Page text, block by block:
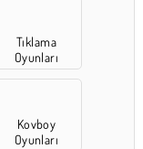
Tıklama
Oyunları
Kovboy
Oyunları